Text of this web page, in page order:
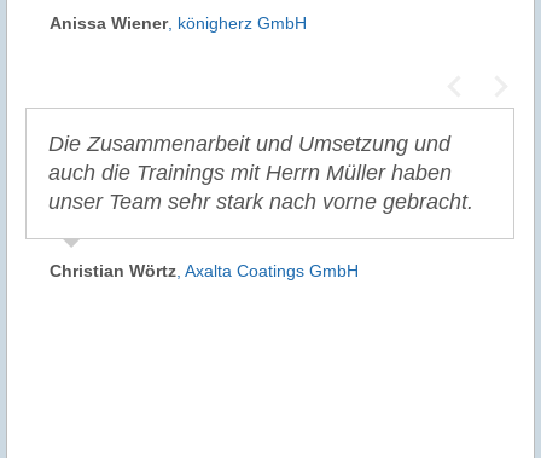
Anissa Wiener, königherz GmbH
Die Zusammenarbeit und Umsetzung und
auch die Trainings mit Herrn Müller haben
unser Team sehr stark nach vorne gebracht.
Christian Wörtz Axalta Coatings GmbH